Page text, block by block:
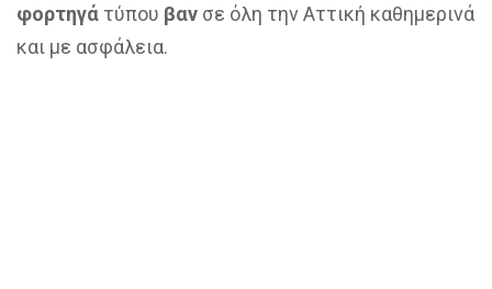
φορτηγά τύπου βαν σε όλη την Αττική καθημερινά
και με ασφάλεια.